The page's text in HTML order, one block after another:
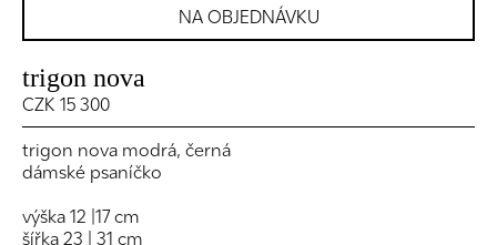
NA OBJEDNÁVKU
trigon nova
CZK 15 300
trigon nova modrá, černá
dámské psaníčko
výška 12 |17 cm
šířka 23 | 31 cm